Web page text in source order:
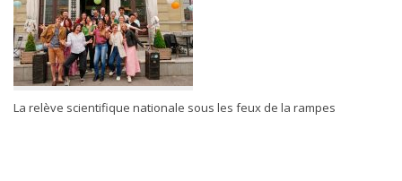
La relève scientifique nationale sous les feux de la rampes